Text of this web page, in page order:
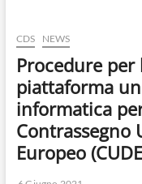
CDS NEWS
Procedure per
piattaforma
informatica
Contrassegno
Europeo